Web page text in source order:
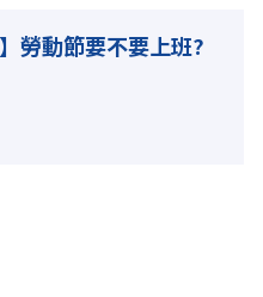
勞動節要不要上班?